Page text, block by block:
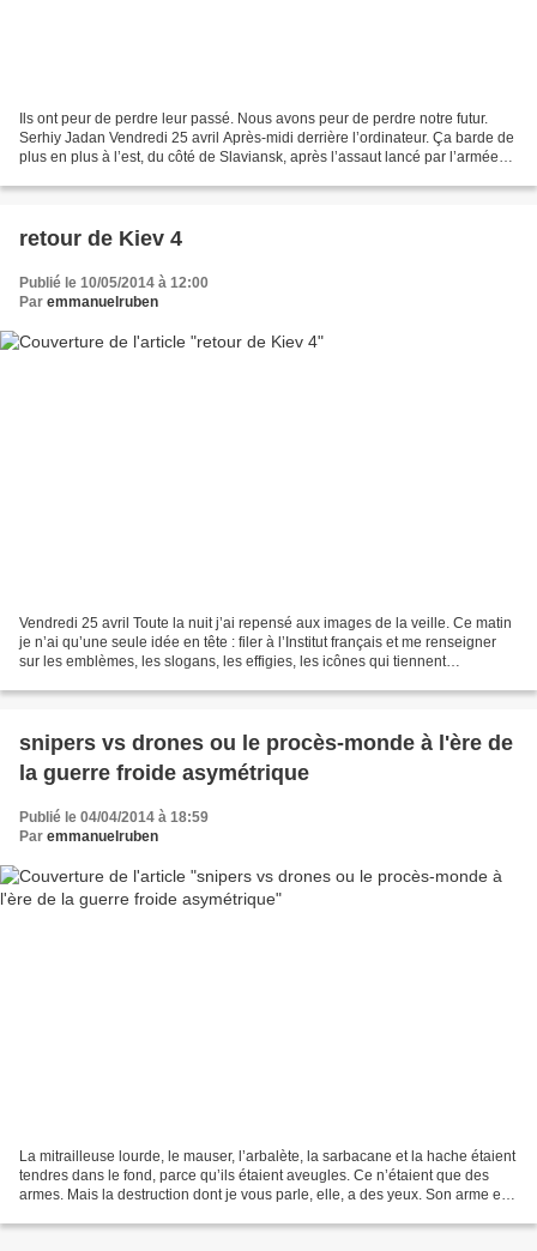
Ils ont peur de perdre leur passé. Nous avons peur de perdre notre futur.
Serhiy Jadan Vendredi 25 avril Après-midi derrière l’ordinateur. Ça barde de
plus en plus à l’est, du côté de Slaviansk, après l’assaut lancé par l’armée
retour de Kiev 4
Publié le 10/05/2014 à 12:00
Par emmanuelruben
Vendredi 25 avril Toute la nuit j’ai repensé aux images de la veille. Ce matin
je n’ai qu’une seule idée en tête : filer à l’Institut français et me renseigner
sur les emblèmes, les slogans, les effigies, les icônes qui tiennent
snipers vs drones ou le procès-monde à l'ère de
la guerre froide asymétrique
Publié le 04/04/2014 à 18:59
Par emmanuelruben
La mitrailleuse lourde, le mauser, l’arbalète, la sarbacane et la hache étaient
tendres dans le fond, parce qu’ils étaient aveugles. Ce n’étaient que des
armes. Mais la destruction dont je vous parle, elle, a des yeux. Son arme est